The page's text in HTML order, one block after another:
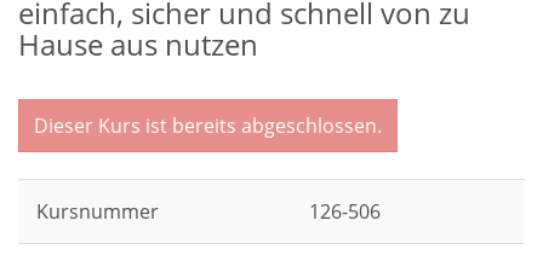
einfach, sicher und schnell von zu
Hause aus nutzen
Dieser Kurs ist bereits abgeschlossen.
Kursnummer 126-506